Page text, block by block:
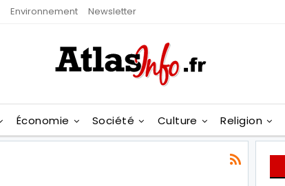
Environnement Newsletter
Économie Société Culture Religion